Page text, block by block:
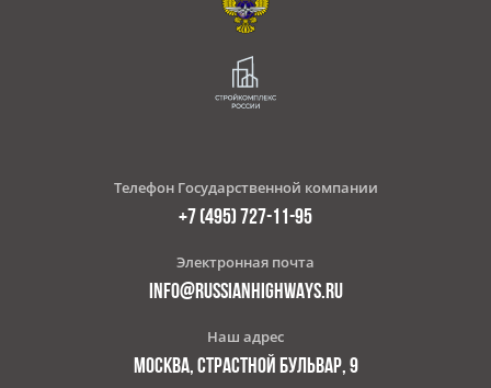
Телефон Государственной компании
+7 (495) 727-11-95
Электронная почта
INFO@RUSSIANHIGHWAYS.RU
Наш адрес
МОСКВА, СТРАСТНОЙ БУЛЬВАР, 9